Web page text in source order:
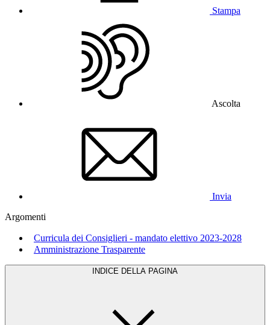
Stampa
Ascolta
Invia
Argomenti
Curricula dei Consiglieri - mandato elettivo 2023-2028
Amministrazione Trasparente
INDICE DELLA PAGINA